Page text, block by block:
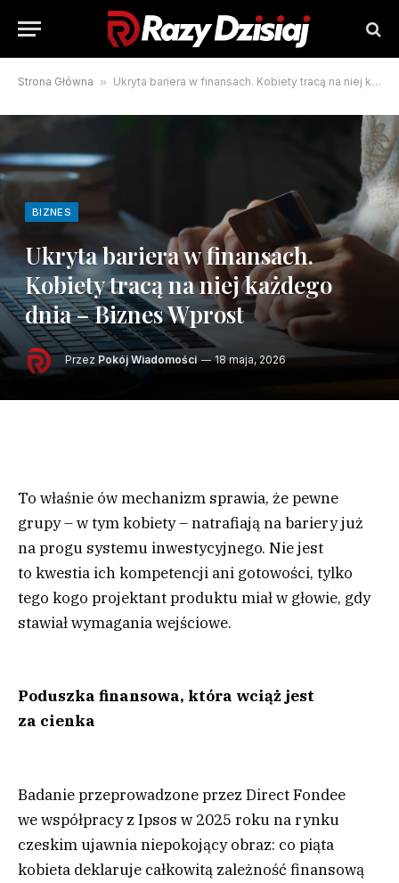
Strona Główna » Ukryta bariera w finansach. Kobiety tracą na niej każdego dnia – Biznes Wprost
BIZNES
Ukryta bariera w finansach.
Kobiety tracą na niej każdego
dnia – Biznes Wprost
Przez Pokój Wiadomości 18 maja, 2026
To właśnie ów mechanizm sprawia, że pewne
grupy – w tym kobiety – natrafiają na bariery już
na progu systemu inwestycyjnego. Nie jest
to kwestia ich kompetencji ani gotowości, tylko
tego kogo projektant produktu miał w głowie, gdy
stawiał wymagania wejściowe.
Poduszka finansowa, która wciąż jest
za cienka
Badanie przeprowadzone przez Direct Fondee
we współpracy z Ipsos w 2025 roku na rynku
czeskim ujawnia niepokojący obraz: co piąta
kobieta deklaruje całkowitą zależność finansową